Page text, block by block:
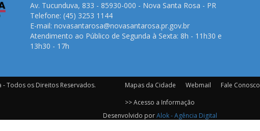
Av. Tucunduva, 833 - 85930-000 - Nova Santa Rosa - PR
Telefone: (45) 3253 1144
E-mail: novasantarosa@novasantarosa.pr.gov.br
Atendimento ao Público de Segunda à Sexta: 8h - 11h30 e
13h30 - 17h
Mapas da Cidade Webmail Fale Conosco
>> Acesso a Informação
- Todos os Direitos Reservados.
Desenvolvido porAlok - Agência Digital